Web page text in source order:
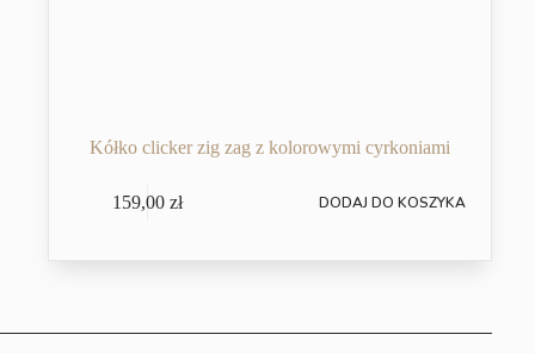
Kółko clicker zig zag z kolorowymi cyrkoniami
159,00zł DODAJ DO KOSZYKA